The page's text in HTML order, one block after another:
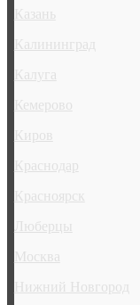
Казань
Калининград
Калуга
Кемерово
Киров
Краснодар
Красноярск
Люберцы
Москва
Нижний Новгород